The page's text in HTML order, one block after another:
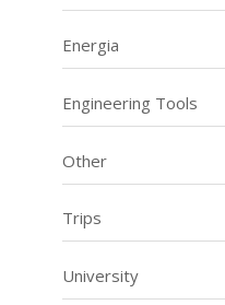
Energia
Engineering Tools
Other
Trips
University